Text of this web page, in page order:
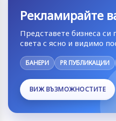
Рекламирайте
Представете бизнеса си
света с ясно и видимо
БАНЕРИ PR ПУБЛИКАЦИИ
ВИЖ ВЪЗМОЖНОСТИТЕ